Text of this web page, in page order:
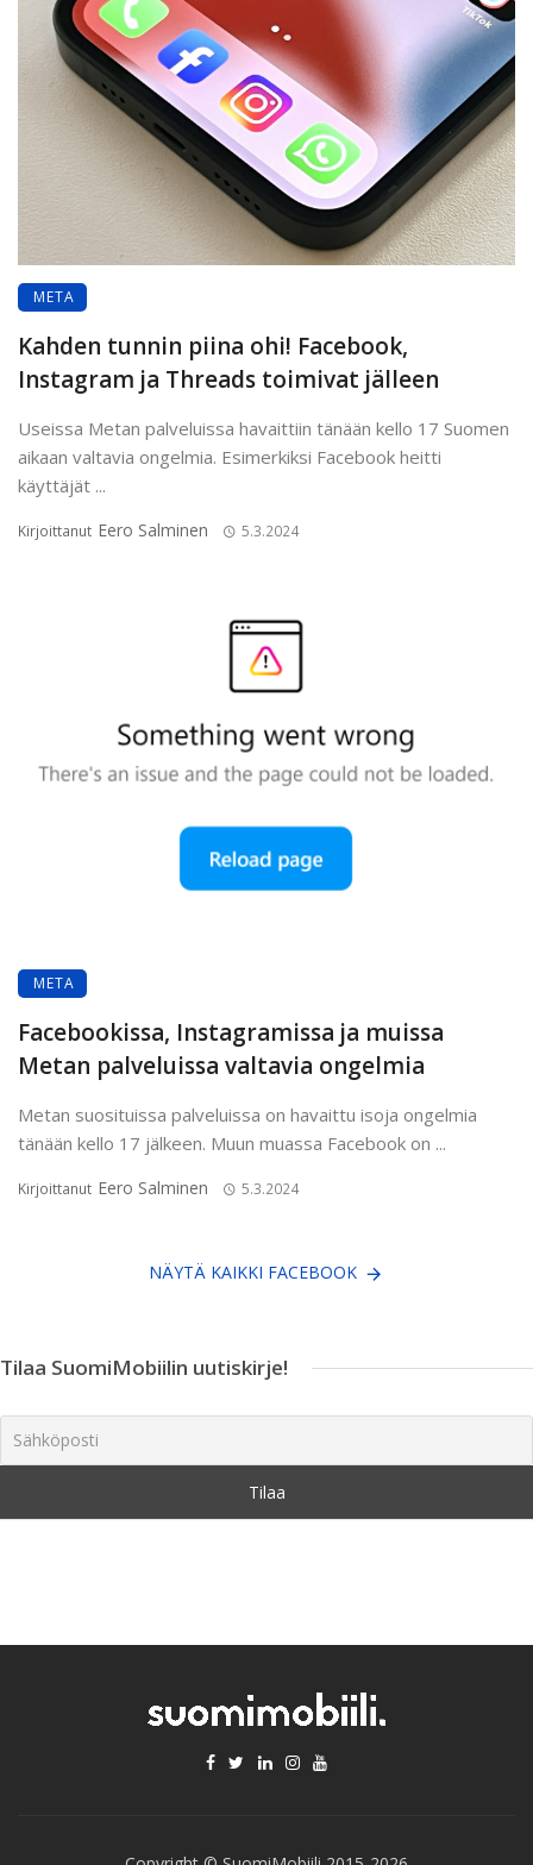
META
Kahden tunnin piina ohi! Facebook,
Instagram ja Threads toimivat jälleen
Useissa Metan palveluissa havaittiin tänään kello 17 Suomen
aikaan valtavia ongelmia. Esimerkiksi Facebook heitti
käyttäjät ...
Kirjoittanut Eero Salminen 5.3.2024
META
Facebookissa, Instagramissa ja muissa
Metan palveluissa valtavia ongelmia
Metan suosituissa palveluissa on havaittu isoja ongelmia
tänään kello 17 jälkeen. Muun muassa Facebook on ...
Kirjoittanut Eero Salminen 5.3.2024
NÄYTÄ KAIKKI FACEBOOK
Tilaa SuomiMobiilin uutiskirje!